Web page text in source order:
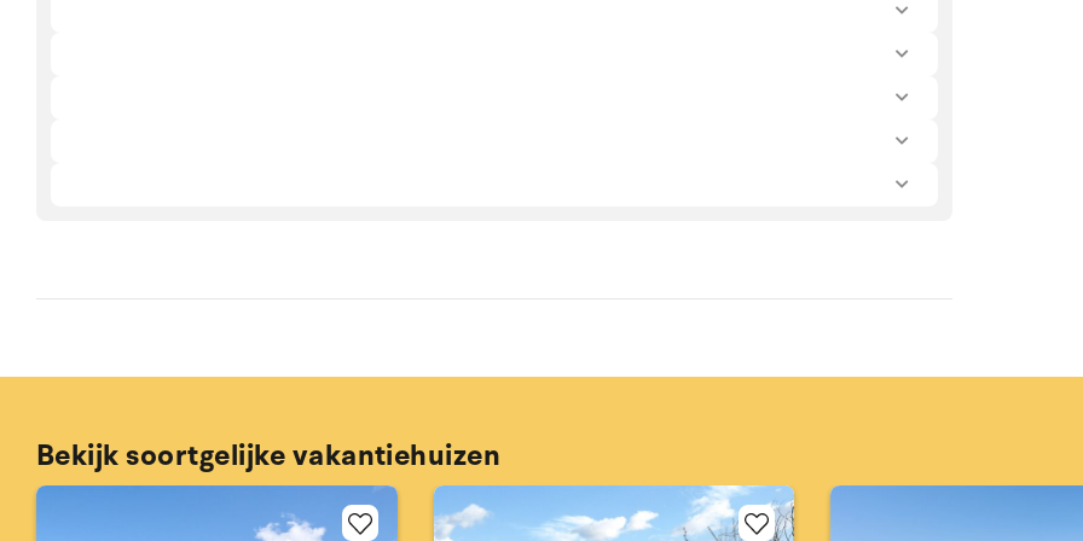
Bekijk soortgelijke vakantiehuizen